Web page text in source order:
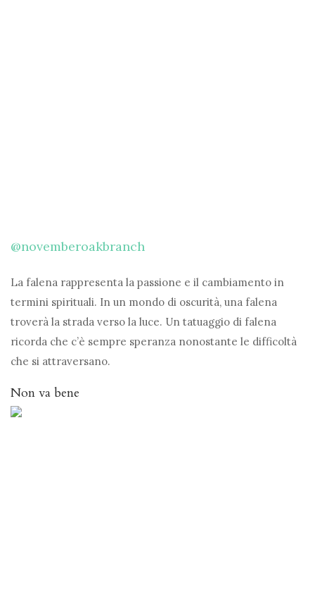
@novemberoakbranch
La falena rappresenta la passione e il cambiamento in
termini spirituali. In un mondo di oscurità, una falena
troverà la strada verso la luce. Un tatuaggio di falena
ricorda che c’è sempre speranza nonostante le difficoltà
che si attraversano.
Non va bene